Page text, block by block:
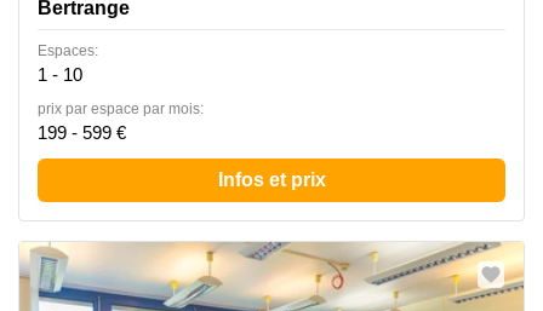
Bertrange
Espaces:
1 - 10
prix par espace par mois:
199 - 599 €
Infos et prix